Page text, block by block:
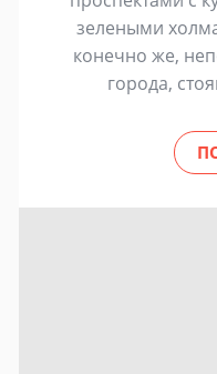
зелеными
конечно же,
города,